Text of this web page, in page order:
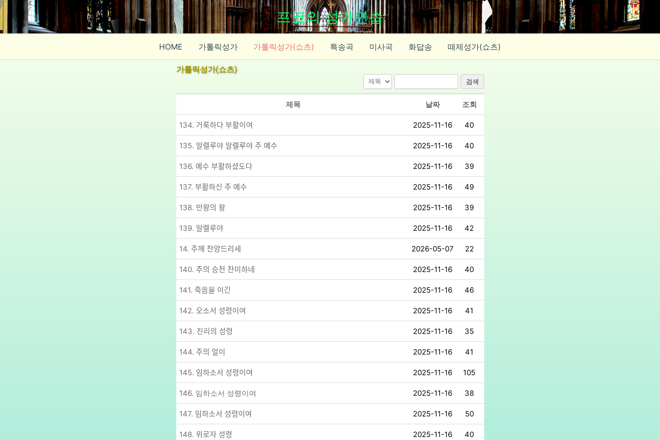
콘
텐
츠
건
프코의 성가연습
HOME 가톨릭성가 가톨릭성가(쇼츠) 특송곡 미사곡 화답송 떼제성가(쇼츠)
가톨릭성가(쇼츠)
검색
제목 날짜 조회
134. 거룩하다 부활이여 2025-11-16 40
135. 알렐루야 알렐루야 주 예수 2025-11-16 40
136. 예수 부활하셨도다 2025-11-16 39
137. 부활하신 주 예수 2025-11-16 49
138. 만왕의 왕 2025-11-16 39
139. 알렐루야 2025-11-16 42
14. 주께 찬양드리세 2026-05-07 22
140. 주의 승천 찬미하네 2025-11-16 40
141. 죽음을 이긴 2025-11-16 46
142. 오소서 성령이여 2025-11-16 41
143. 진리의 성령 2025-11-16 35
144. 주의 얼이 2025-11-16 41
145. 임하소서 성령이여 2025-11-16 105
146. 임하소서 성령이여 2025-11-16 38
147. 임하소서 성령이여 2025-11-16 50
148. 위로자 성령 2025-11-16 40